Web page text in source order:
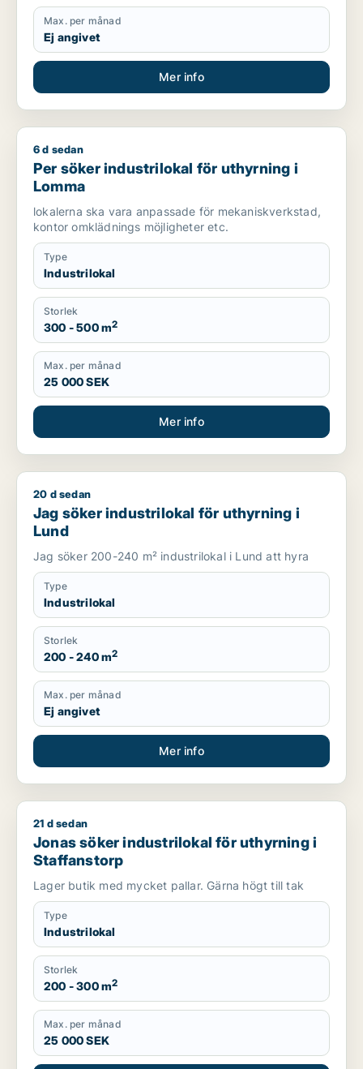
Max. per månad
Ej angivet
Mer info
Per söker industrilokal för uthyrning i Lomma
6 d sedan
Per söker industrilokal för uthyrning i
Lomma
lokalerna ska vara anpassade för mekaniskverkstad,
kontor omklädnings möjligheter etc.
Type
Industrilokal
Storlek
300 - 500 m2
Max. per månad
25 000 SEK
Mer info
Jag söker industrilokal för uthyrning i Lund
20 d sedan
Jag söker industrilokal för uthyrning i
Lund
Jag söker 200-240 m² industrilokal i Lund att hyra
Type
Industrilokal
Storlek
200 - 240 m2
Max. per månad
Ej angivet
Mer info
Jonas söker industrilokal för uthyrning i Staffanstorp
21 d sedan
Jonas söker industrilokal för uthyrning i
Staffanstorp
Lager butik med mycket pallar. Gärna högt till tak
Type
Industrilokal
Storlek
200 - 300 m2
Max. per månad
25 000 SEK